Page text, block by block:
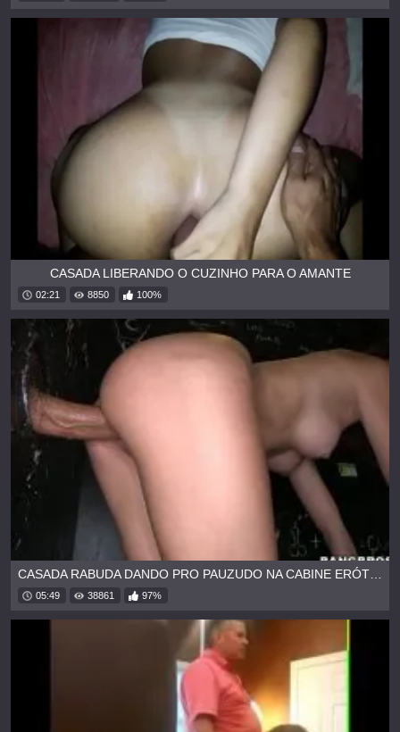
CASADA LIBERANDO O CUZINHO PARA O AMANTE
02:21 8850 100%
CASADA RABUDA DANDO PRO PAUZUDO NA CABINE ERÓTICA
05:49 38861 97%